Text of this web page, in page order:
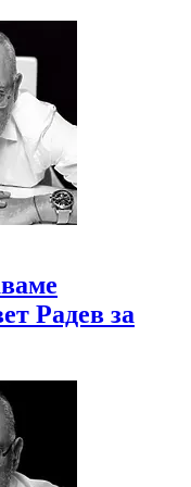
Радев за